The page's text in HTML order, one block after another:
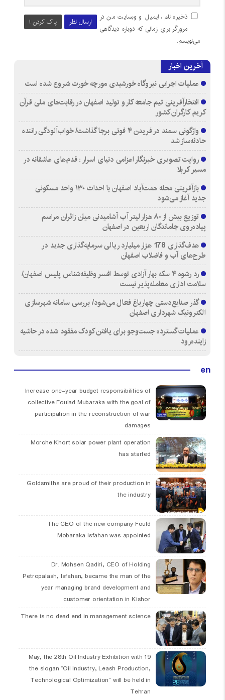
ارسال نظر پاک کردن !
ذخیره نام، ایمیل و وبسایت من در
مرورگر برای زمانی که دوباره دیدگاهی
می‌نویسم.
آخرین اخبار
عملیات اجرایی نیروگاه خورشیدی مورچه خورت شروع شده است
افتخارآفرینی تیم جامعه کار و تولید اصفهان در رقابت‌های ملی قرآن
کریم کارگران کشور
واژگونی سمند در فریدن ۴ فوتی برجا گذاشت/ خواب‌آلودگی راننده
حادثه‌ساز شد
روایت تصویری خبرنگار اعزامی دنیای اسرار : قدم‌های عاشقانه در
مسیر کربلا
بازآفرینی محله همت‌آباد اصفهان با احداث ۱۳۰ واحد مسکونی
جدید آغاز می‌شود
توزیع بیش از ۸۰ هزار لیتر آب آشامیدنی میان زائران مراسم
پیاده‌روی جاماندگان اربعین در اصفهان
هدف‌گذاری 178 هزار میلیارد ریالی سرمایه‌گذاری جدید در
طرح‌های آب و فاضلاب اصفهان
رد رشوه ۴ سکه بهار آزادی توسط افسر وظیفه‌شناس پلیس اصفهان/
سلامت اداری معامله‌پذیر نیست
گذر صنایع‌دستی چهارباغ فعال می‌شود/ بررسی سامانه شهرسازی
الکترونیک شهرداری اصفهان
عملیات گسترده جست‌وجو برای یافتن کودک مفقود شده در حاشیه
زاینده‌رود
en
Increase one-year budget responsibilities of
collective Foulad Mubaraka with the goal of
participation in the reconstruction of war
damages
Morche Khort solar power plant operation
has started
Goldsmiths are proud of their production in
the industry
The CEO of the new company Fould
Mobaraka Isfahan was appointed
Dr. Mohsen Qadiri, CEO of Holding
Petropalash, Isfahan, became the man of the
year managing brand development and
customer orientation in Kishor
There is no dead end in management science
19 May, the 28th Oil Industry Exhibition with
the slogan “Oil Industry, Leash Production,
Technological Optimization” will be held in
Tehran